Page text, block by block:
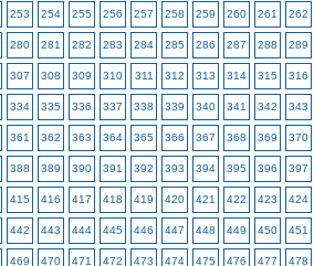
253 254 255 256 257 258 259 260 261 262
280 281 282 283 284 285 286 287 288 289
307 308 309 310 311 312 313 314 315 316
334 335 336 337 338 339 340 341 342 343
361 362 363 364 365 366 367 368 369 370
388 389 390 391 392 393 394 395 396 397
415 416 417 418 419 420 421 422 423 424
442 443 444 445 446 447 448 449 450 451
469 470 471 472 473 474 475 476 477 478